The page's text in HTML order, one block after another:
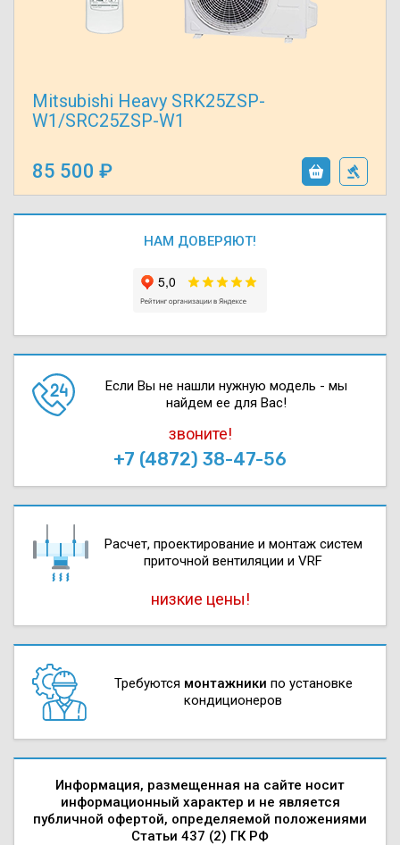
Mitsubishi Heavy SRK25ZSP-
W1/SRC25ZSP-W1
85 500
НАМ ДОВЕРЯЮТ!
Если Вы не нашли нужную модель - мы
найдем ее для Вас!
звоните!
+7 (4872) 38-47-56
Расчет, проектирова­ние и монтаж систем
приточной вентиляции и VRF
низкие цены!
Требуются монтажники по установке
кондиционеров
Информация, размещенная на сайте носит
информационный характер и не является
публичной офертой, определяемой положениями
Статьи 437 (2) ГК РФ